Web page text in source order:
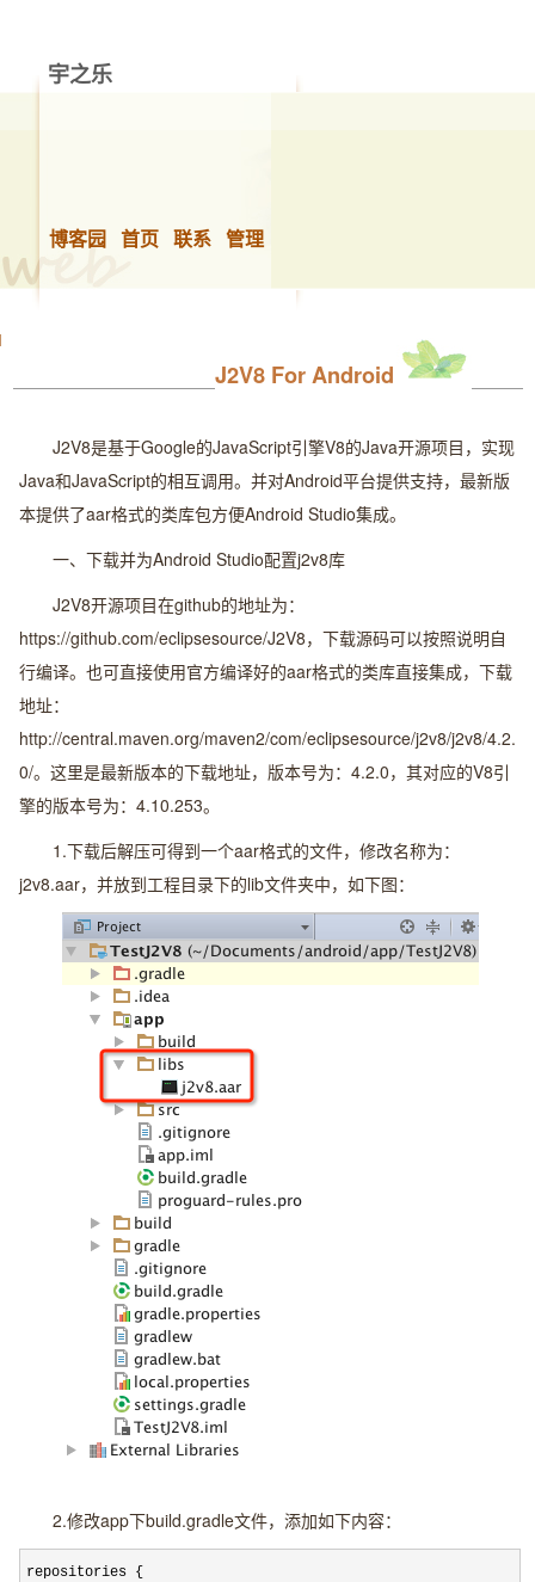
宇之乐
博客园 首页 联系 管理
J2V8 For Android
J2V8是基于Google的JavaScript引擎V8的Java开源项目，实现
Java和JavaScript的相互调用。并对Android平台提供支持，最新版
本提供了aar格式的类库包方便Android Studio集成。
一、下载并为Android Studio配置j2v8库
J2V8开源项目在github的地址为：
https://github.com/eclipsesource/J2V8，下载源码可以按照说明自
行编译。也可直接使用官方编译好的aar格式的类库直接集成，下载
地址：
http://central.maven.org/maven2/com/eclipsesource/j2v8/j2v8/4.2.
0/。这里是最新版本的下载地址，版本号为：4.2.0，其对应的V8引
擎的版本号为：4.10.253。
1.下载后解压可得到一个aar格式的文件，修改名称为：
j2v8.aar，并放到工程目录下的lib文件夹中，如下图：
2.修改app下build.gradle文件，添加如下内容：
repositories {